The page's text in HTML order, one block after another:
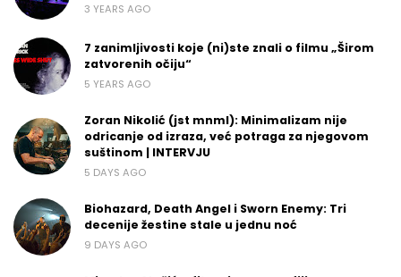
3 YEARS AGO
7 zanimljivosti koje (ni)ste znali o filmu „Širom
zatvorenih očiju“
5 YEARS AGO
Zoran Nikolić (jst mnml): Minimalizam nije
odricanje od izraza, već potraga za njegovom
suštinom | INTERVJU
5 DAYS AGO
Biohazard, Death Angel i Sworn Enemy: Tri
decenije žestine stale u jednu noć
9 DAYS AGO